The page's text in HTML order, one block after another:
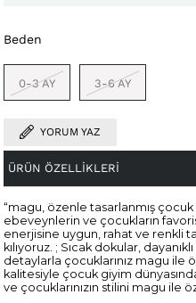
Beden
0-3 AY 3-6 AY
YORUM YAZ
ÜRÜN ÖZELLIKLERI
“magu, özenle tasarlanmış
ebeveynlerin ve çocukların
enerjisine uygun, rahat ve renkli
kılıyoruz. ; Sıcak dokular,
detaylarla çocuklarınız magu ile
kalitesiyle çocuk giyim
ve çocuklarınızın stilini magu ile